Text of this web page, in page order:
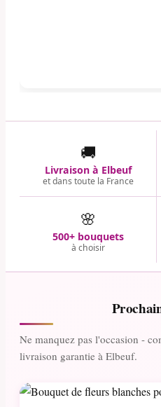
🚚
Livraison à Elbeuf
et dans toute la France
🌸
500+ bouquets
à choisir
Ne manquez pas l'occasion -
livraison garantie à Elbeuf.